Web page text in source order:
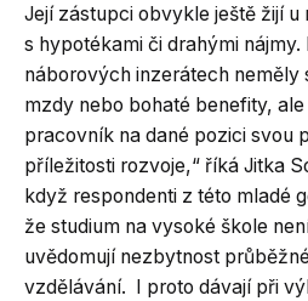
Její zástupci obvykle ještě žijí u
s hypotékami či drahými
náborových inzerátech neměly
mzdy nebo bohaté benefity,
pracovník na dané pozici svou
příležitosti rozvoje,“ říká Jitka
když respondenti z této mladé
že studium na vysoké škole
uvědomují nezbytnost
vzdělávání. I proto dávají při